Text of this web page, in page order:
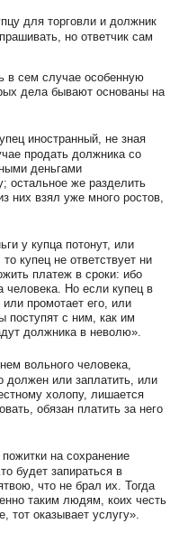
для торговли и должник
но ответчик сам
в сем случае особенную
дела бывают основаны на
иностранный, не зная
продать должника со
деньгами
остальное же разделить
них взял уже много ростов,
у купца потонут, или
купец не ответствует ни
платеж в сроки: ибо
человека. Но если купец в
промотает его, или
поступят с ним, как им
должника в неволю».
вольного человека,
должен или заплатить, или
холопу, лишается
обязан платить за него
на сохранение
будет запираться в
что не брал их. Тогда
таким людям, коих честь
тот оказывает услугу».